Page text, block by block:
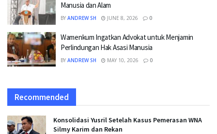
Manusia dan Alam
BY ANDREW SH JUNE 8, 2026 0
Wamenkum Ingatkan Advokat untuk Menjamin
Perlindungan Hak Asasi Manusia
BY ANDREW SH MAY 10, 2026 0
Recommended
Konsolidasi Yusril Setelah Kasus Pemerasan WNA
Silmy Karim dan Rekan